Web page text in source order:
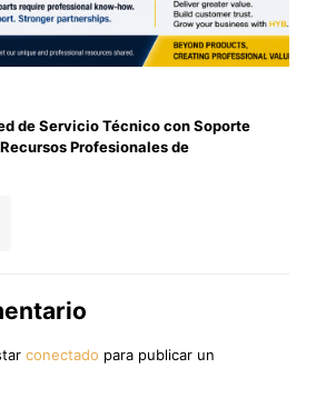
de Servicio Técnico con Soporte
Profesionales de
conectado para publicar un